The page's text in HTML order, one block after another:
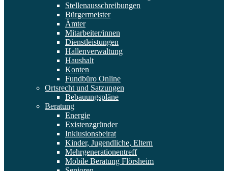
Stellenausschreibungen
Bürgermeister
Ämter
Mitarbeiter/innen
Dienstleistungen
Hallenverwaltung
Haushalt
Konten
Fundbüro Online
Ortsrecht und Satzungen
Bebauungspläne
Beratung
Energie
Existenzgründer
Inklusionsbeirat
Kinder, Jugendliche, Eltern
Mehrgenerationentreff
Mobile Beratung Flörsheim